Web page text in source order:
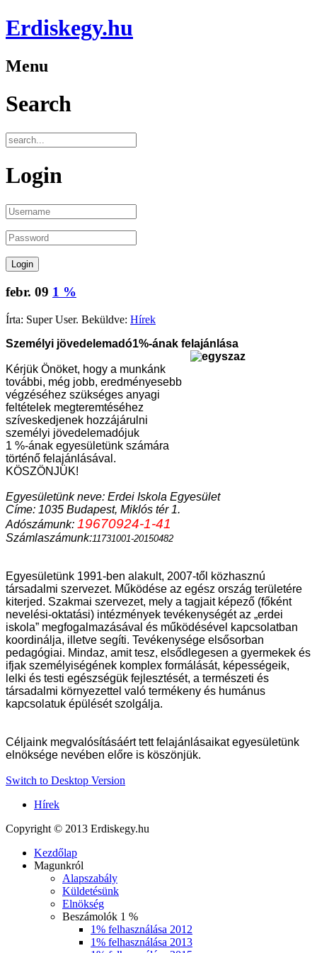
Erdiskegy.hu
Menu
Search
Login
febr. 09 1 %
Írta: Super User. Beküldve: Hírek
Személyi jövedelemadó1%-ának felajánlása
Kérjük Önöket, hogy a munkánk
további, még jobb, eredményesebb
végzéséhez szükséges anyagi
feltételek megteremtéséhez
szíveskedjenek hozzájárulni
személyi jövedelemadójuk
1 %-ának egyesületünk számára
történő felajánlásával.
KÖSZÖNJÜK!
Egyesületünk neve: Erdei Iskola Egyesület
Címe: 1035 Budapest, Miklós tér 1.
Adószámunk: 19670924-1-41
Számlaszámunk:11731001-20150482
Egyesületünk 1991-ben alakult, 2007-től közhasznú
társadalmi szervezet. Működése az egész ország területére
kiterjed. Szakmai szervezet, mely a tagjait képező (főként
nevelési-oktatási) intézmények tevékenységét az „erdei
iskola” megfogalmazásával és működésével kapcsolatban
koordinálja, illetve segíti. Tevékenysége elsősorban
pedagógiai. Mindaz, amit tesz, elsődlegesen a gyermekek és
ifjak személyiségének komplex formálását, képességeik,
lelki és testi egészségük fejlesztését, a természeti és
társadalmi környezettel való termékeny és humánus
kapcsolatuk épülését szolgálja.
Céljaink megvalósításáért tett felajánlásaikat egyesületünk
elnöksége nevében előre is köszönjük.
Switch to Desktop Version
Hírek
Copyright © 2013 Erdiskegy.hu
Kezdőlap
Magunkról
Alapszabály
Küldetésünk
Elnökség
Beszámolók 1 %
1% felhasználása 2012
1% felhasználása 2013